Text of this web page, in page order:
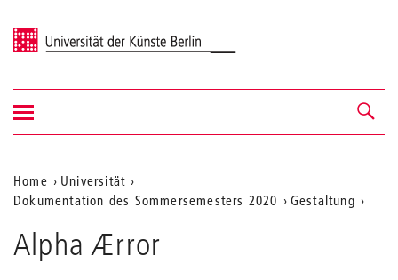
Universität der Künste Berlin
Navigation &
Suche
Navigation
ein-/ausblenden
Aktuelle
Position
auf
der
Home
Universität
Dokumentation des Sommersemesters 2020
Gestaltung
Alpha Ærror